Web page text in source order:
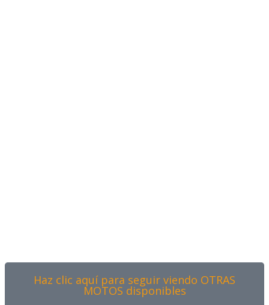
Haz clic aquí para seguir viendo OTRAS
MOTOS disponibles